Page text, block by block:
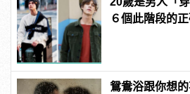
６個此階段的
鴛鴦浴跟你想